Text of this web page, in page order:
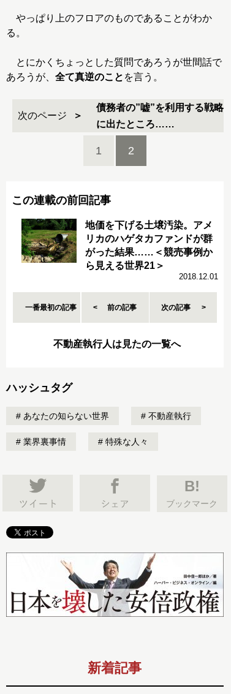
やっぱり上のフロアのものであることがわか
る。
とにかくちょっとした質問であろうが世間話で
あろうが、 全て真逆のこと を言う。
次のページ
債務者の”嘘”を利用する戦略
に出たところ……
1 2
この連載の前回記事
地価を下げる土壌汚染。アメ
リカのハゲタカファンドが群
がった結果……＜競売事例か
ら見える世界21＞
2018.12.01
一番最初の記事 前の記事 次の記事
不動産執行人は見たの一覧へ
ハッシュタグ
あなたの知らない世界 不動産執行
業界裏事情 特殊な人々
B!
ブックマーク
新着記事